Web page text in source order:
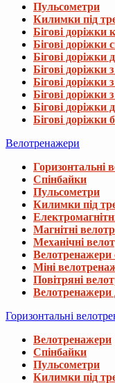
Пульсометри
Килимки під
Бігові доріжки
Бігові доріжки
Бігові доріжки
Бігові доріжки
Бігові
Бігові доріжки
Бігові доріжки
Бігові доріжки
Велотренажери
Горизонтальні
Спінбайки
Пульсометри
Килимки під
Магнітні
Механічні
Велотренажери
Міні
Повітряні
Велотренажери
Горизонтальні
Велотренажери
Спінбайки
Пульсометри
Килимки під